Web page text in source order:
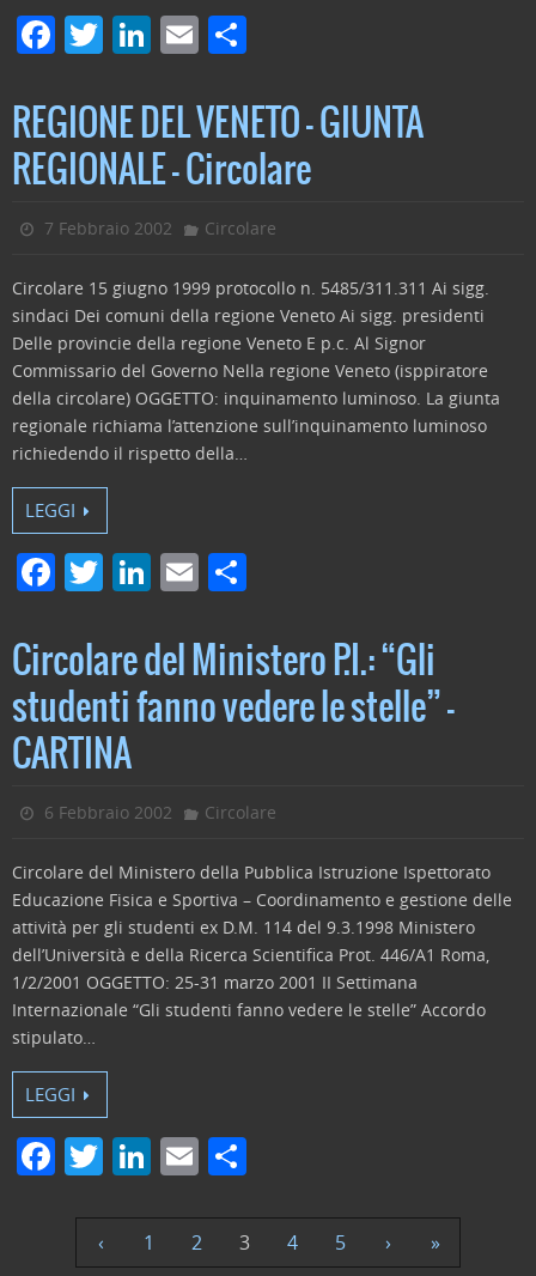
F
c
e
b
o
k
T
itt
er
Li
k
e
dI
n
E
ai
l
n
di
vi
di
REGIONE DEL VENETO – GIUNTA
REGIONALE – Circolare
7 Febbraio 2002 Circolare
Circolare 15 giugno 1999 protocollo n. 5485/311.311 Ai sigg.
sindaci Dei comuni della regione Veneto Ai sigg. presidenti
Delle provincie della regione Veneto E p.c. Al Signor
Commissario del Governo Nella regione Veneto (isppiratore
della circolare) OGGETTO: inquinamento luminoso. La giunta
regionale richiama l’attenzione sull’inquinamento luminoso
richiedendo il rispetto della…
LEGGI
F
c
e
b
o
o
T
itt
er
Li
k
e
dI
E
ai
l
n
di
vi
Circolare del Ministero P.I.: “Gli
studenti fanno vedere le stelle” –
CARTINA
6 Febbraio 2002 Circolare
Circolare del Ministero della Pubblica Istruzione Ispettorato
Educazione Fisica e Sportiva – Coordinamento e gestione delle
attività per gli studenti ex D.M. 114 del 9.3.1998 Ministero
dell’Università e della Ricerca Scientifica Prot. 446/A1 Roma,
1/2/2001 OGGETTO: 25-31 marzo 2001 II Settimana
Internazionale “Gli studenti fanno vedere le stelle” Accordo
stipulato…
LEGGI
F T
itt
Li
k
E
ai n
‹ 1 2 3 4 5 › »